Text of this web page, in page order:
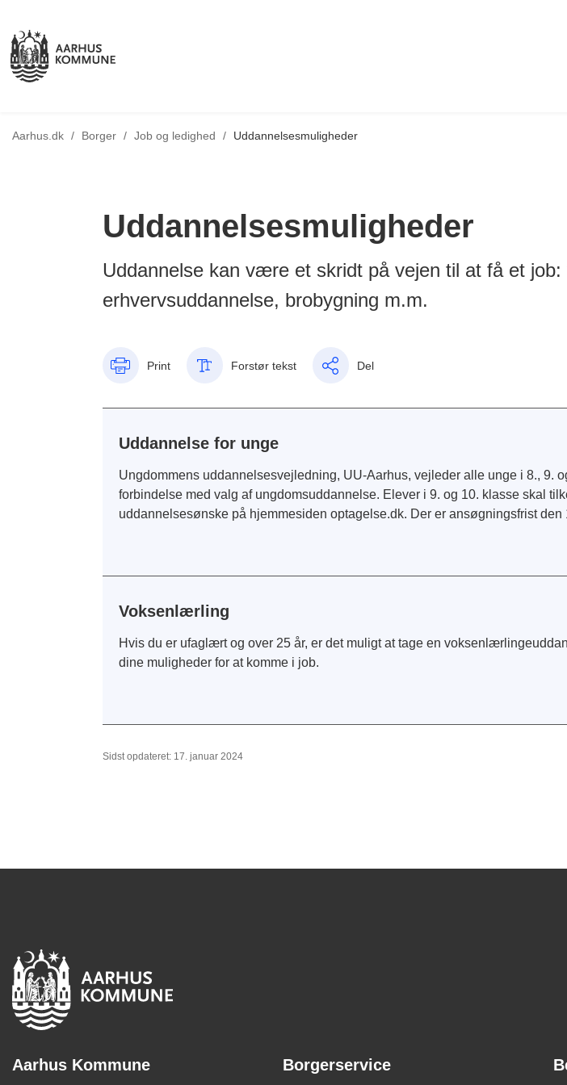
Aarhus.dk / Borger / Tilbage til
Job og ledighed / Uddannelsesmuligheder
Uddannelsesmuligheder
Uddannelse kan være et skridt på vejen til at få et
erhvervsuddannelse, brobygning m.m.
Print Forstør tekst Del
Uddannelse for unge
Ungdommens uddannelsesvejledning, UU-Aarhus, vejleder alle unge i 8., 9.
forbindelse med valg af ungdomsuddannelse. Elever i 9. og 10. klasse skal
uddannelsesønske på hjemmesiden optagelse.dk. Der er ansøgningsfrist den
Voksenlærling
Hvis du er ufaglært og over 25 år, er det muligt at tage en
dine muligheder for at komme i job.
Sidst opdateret: 17. januar 2024
Aarhus Kommune Borgerservice